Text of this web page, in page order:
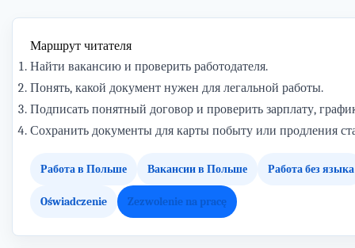
Маршрут читателя
Найти вакансию и проверить работодателя.
Понять, какой документ нужен для легальной работы.
Подписать понятный договор и проверить зарплату,
Сохранить документы для карты побыту или продления
Работа в Польше Вакансии в Польше Работа без языка
Oświadczenie Zezwolenie na pracę